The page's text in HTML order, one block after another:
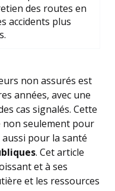
des routes en
accidents plus
non assurés est
années, avec une
cas signalés. Cette
seulement pour
aussi pour la santé
. Cet article
et à ses
et les ressources